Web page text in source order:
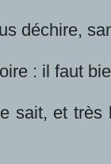
déchire,
: il faut
sait, et